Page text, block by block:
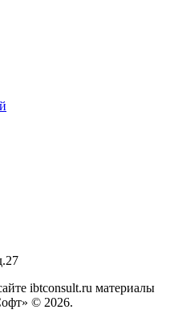
ibtconsult.ru материалы
© 2026.